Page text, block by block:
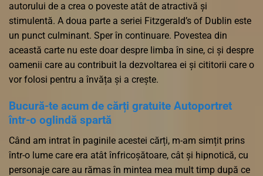
autorului de a crea o poveste atât de atractivă și
stimulentă. A doua parte a seriei Fitzgerald’s of Dublin este
un punct culminant. Sper în continuare. Povestea din
această carte nu este doar despre limba în sine, ci și despre
oamenii care au contribuit la dezvoltarea ei și cititorii care o
vor folosi pentru a învăța și a crește.
Bucură-te acum de cărți gratuite Autoportret
într-o oglindă spartă
Când am intrat în paginile acestei cărți, m-am simțit prins
într-o lume care era atât înfricoșătoare, cât și hipnotică, cu
personaje care au rămas în mintea mea mult timp după ce